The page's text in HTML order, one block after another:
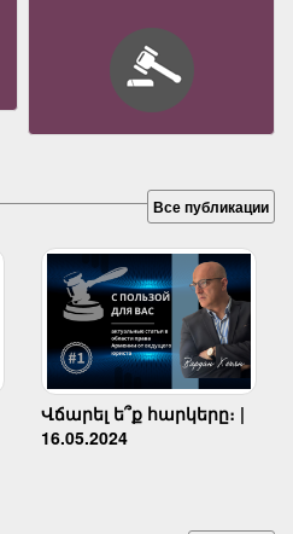
Все публикации
Վճարել ե՞ք հարկերը։ |
16.05.2024